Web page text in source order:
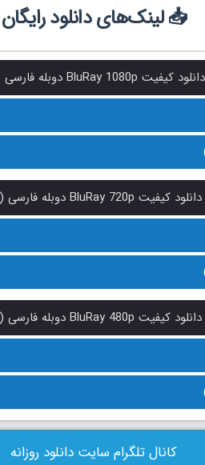
📥 لینک‌های دانلود رایگان
دانلود کیفیت BluRay 1080p دوبله فارسی (1.8 گیگابایت)
دانلود کیفیت BluRay 720p دوبله فارسی (980 مگابایت)
دانلود کیفیت BluRay 480p دوبله فارسی (480 مگابایت)
کانال تلگرام سایت دانلود روزانه